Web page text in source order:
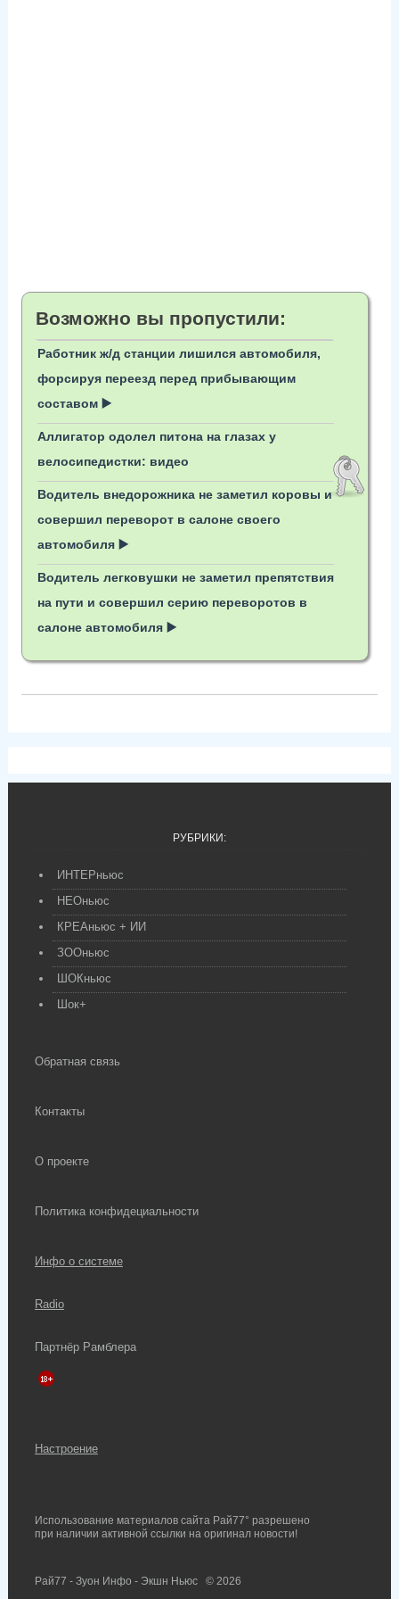
Возможно вы пропустили:
Работник ж/д станции лишился автомобиля,
форсируя переезд перед прибывающим
составом ▶️
Аллигатор одолел питона на глазах у
велосипедистки: видео
Водитель внедорожника не заметил коровы и
совершил переворот в салоне своего
автомобиля ▶️
Водитель легковушки не заметил препятствия
на пути и совершил серию переворотов в
салоне автомобиля ▶️
РУБРИКИ:
ИНТЕРньюс
НЕОньюс
КРЕАньюс + ИИ
ЗООньюс
ШОКньюс
Шок+
Обратная связь
Контакты
О проекте
Политика конфидециальности
Инфо о системе
Radio
Партнёр Рамблера
Настроение
Использование материалов сайта Рай77° разрешено
при наличии активной ссылки на оригинал новости!
Рай77 - Зуон Инфо - Экшн Ньюс © 2026